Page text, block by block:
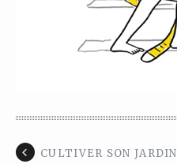
CULTIVER SON JARDIN